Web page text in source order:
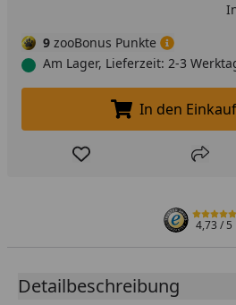
9 zooBonus Punkte
Am Lager, Lieferzeit: 2-3
In
In den
Produkt zur Teilen
4,73/ 5
Detailbeschreibung